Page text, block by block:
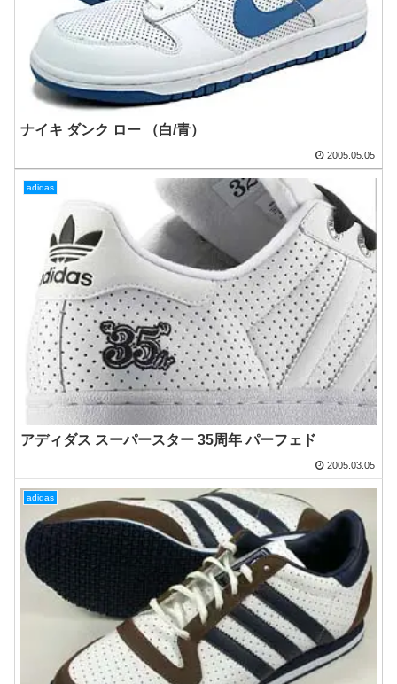
ナイキ ダンク ロー （白/青）
2005.05.05
adidas
アディダス スーパースター 35周年 パーフェド
2005.03.05
adidas